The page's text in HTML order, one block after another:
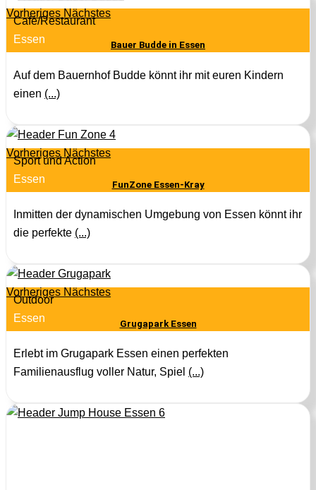
Vorheriges Nächstes
Café/Restaurant
Essen
Bauer Budde in Essen
Auf dem Bauernhof Budde könnt ihr mit euren Kindern
einen (...)
Vorheriges Nächstes
Sport und Action
Essen
FunZone Essen-Kray
Inmitten der dynamischen Umgebung von Essen könnt ihr
die perfekte (...)
Vorheriges Nächstes
Outdoor
Essen
Grugapark Essen
Erlebt im Grugapark Essen einen perfekten
Familienausflug voller Natur, Spiel (...)